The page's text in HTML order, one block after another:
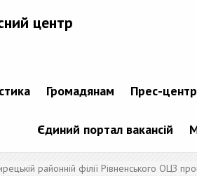
центр
Громадянам Прес-центр
Єдиний портал вакансій
районній філії Рівненського ОЦЗ